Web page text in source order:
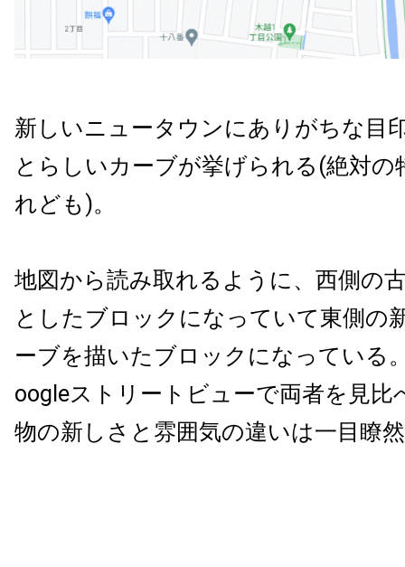
新しいニュータウンにありがちな目
とらしいカーブが挙げられる(絶対の
れども)。
地図から読み取れるように、西側の
としたブロックになっていて東側の
ーブを描いたブロックになっている
oogleストリートビューで両者を見比
物の新しさと雰囲気の違いは一目瞭